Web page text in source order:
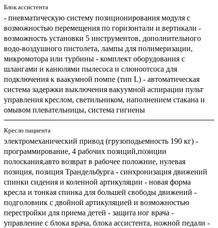
Блок ассистента
- пневматическую систему позиционирования модуля с
возможностью перемещения по горизонтали и вертикали -
возможность установки 5 инструментов, дополнительного
водо-воздушного пистолета, лампы для полимеризации,
микромотора или турбины - комплект оборудования с
шлангами и канюлями пылесоса и слюноотсоса для
подключения к ваакумной помпе (тип L) - автоматическая
система задержки выключения вакуумной аспирации пульт
управления креслом, светильником, наполнением стакана и
омывом плевательницы, система гигиены
Кресло пациента
электромеханический привод (грузоподьемность 190 кг) -
программирование, 4 рабочих позиций,позиции
полоскания,авто возврат в рабочее положние, нулевая
позиция, позиция Трандельбурга - синхронизация движений
спинки сидения и коленной артикуляции - новая форма
кресла и тонкая спинка для большей свободы движений -
подголовник с двойной артикуляцией и возможностью
перестройки для приема детей - защита ног врача -
управление с блока врача, блока ассистента, ножной педали -